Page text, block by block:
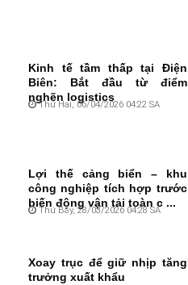
Kinh tế tầm thấp tại Điện
Biên: Bắt đầu từ điểm
nghẽn logistics
Thứ Hai, 06/04/2026 04:22 SA
Lợi thế cảng biển – khu
công nghiệp tích hợp trước
biến động vận tải toàn c ...
Thứ Bảy, 28/03/2026 04:28 SA
Xoay trục để giữ nhịp tăng
trưởng xuất khẩu